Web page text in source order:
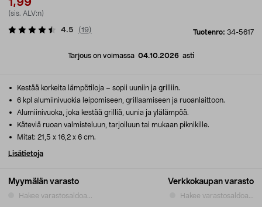
1,99
(sis. ALV:n)
Tuotenro: 34-5617
4.5 (19)
Tarjous on voimassa 04.10.2026 asti
Myymälän varasto
Hakee varastosaldoa...
Verkkokaupan varasto
Hakee varastosaldoa...
Kestää korkeita lämpötiloja – sopii uuniin ja grilliin.
6 kpl alumiinivuokia leipomiseen, grillaamiseen ja ruoanlaittoon.
Alumiinivuoka, joka kestää grilliä, uunia ja ylälämpöä.
Käteviä ruoan valmisteluun, tarjoiluun tai mukaan piknikille.
Mitat: 21,5 x 16,2 x 6 cm.
Lisätietoja